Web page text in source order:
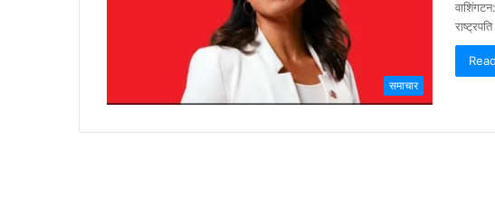
समाचार